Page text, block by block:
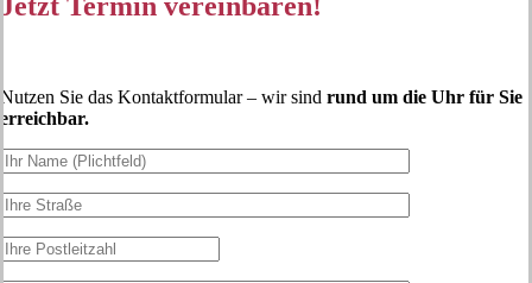
Nutzen Sie das Kontaktformular – wir sind rund um die Uhr für Sie
erreichbar.